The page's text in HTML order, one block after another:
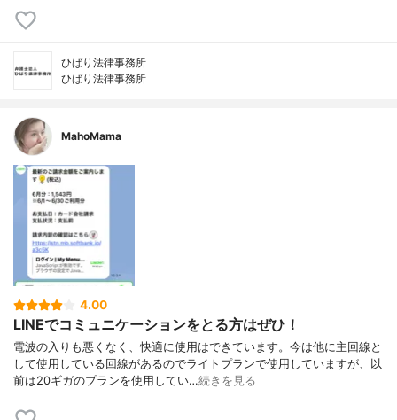
ひばり法律事務所
ひばり法律事務所
MahoMama
4.00
LINEでコミュニケーションをとる方はぜひ！
電波の入りも悪くなく、快適に使用はできています。今は他に主回線と
して使用している回線があるのでライトプランで使用していますが、以
前は20ギガのプランを使用してい…続きを見る